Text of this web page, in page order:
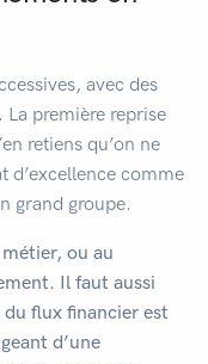
avec des
première reprise
retiens qu’on ne
d’excellence comme
grand groupe.
ou au
Il faut aussi
flux financier est
d’une